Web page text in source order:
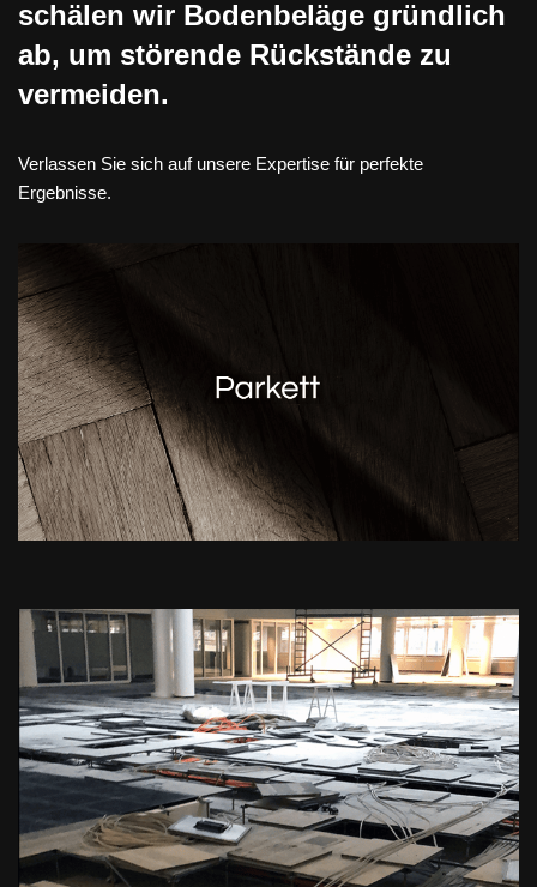
schälen wir Bodenbeläge gründlich
ab, um störende Rückstände zu
vermeiden.
Verlassen Sie sich auf unsere Expertise für perfekte
Ergebnisse.